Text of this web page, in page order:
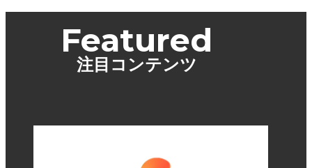
Featured
注目コンテンツ